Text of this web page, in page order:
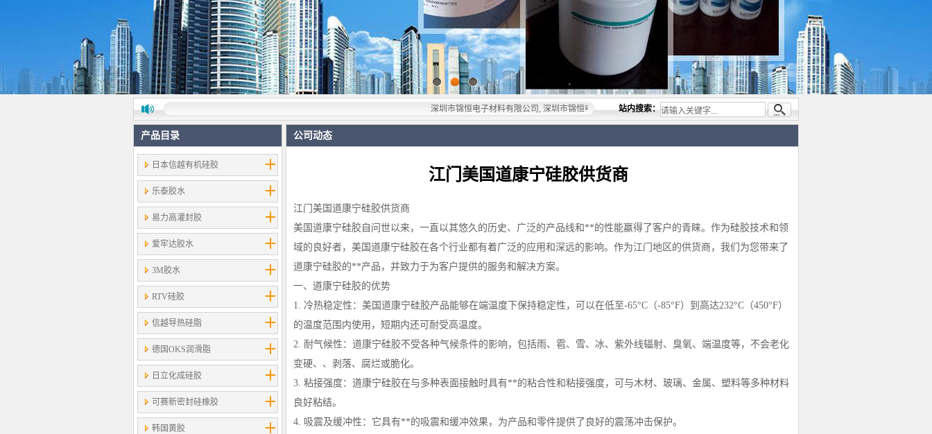
深圳市锦恒电子材料有限公司, 深圳市锦恒电子材料有限公司，专业代理与开发电子与胶粘产品， 美国道康宁(DOW CORNING)硅胶
站内搜索：
产品目录
日本信越有机硅胶
乐泰胶水
易力高灌封胶
爱牢达胶水
3M胶水
RTV硅胶
信越导热硅脂
德国OKS润滑脂
日立化成硅胶
可赛新密封硅橡胶
韩国黄胶
公司动态
江门美国道康宁硅胶供货商
江门美国道康宁硅胶供货商
美国道康宁硅胶自问世以来，一直以其悠久的历史、广泛的产品线和**的性能赢得了客户的青睐。作为硅胶技术和领
域的良好者，美国道康宁硅胶在各个行业都有着广泛的应用和深远的影响。作为江门地区的供货商，我们为您带来了
道康宁硅胶的**产品，并致力于为客户提供的服务和解决方案。
一、道康宁硅胶的优势
1. 冷热稳定性：美国道康宁硅胶产品能够在端温度下保持稳定性，可以在低至-65°C（-85°F）到高达232°C（450°F）
的温度范围内使用，短期内还可耐受高温度。
2. 耐气候性：道康宁硅胶不受各种气候条件的影响，包括雨、雹、雪、冰、紫外线辐射、臭氧、端温度等，不会老化
变硬、、剥落、腐烂或脆化。
3. 粘接强度：道康宁硅胶在与多种表面接触时具有**的粘合性和粘接强度，可与木材、玻璃、金属、塑料等多种材料
良好粘结。
4. 吸震及缓冲性：它具有**的吸震和缓冲效果，为产品和零件提供了良好的震荡冲击保护。